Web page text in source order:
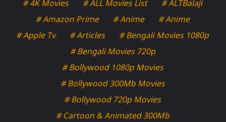
# 4K Movies
# ALL Movies List
# ALTBalaji
# Amazon Prime
# Anime
# Anime
# Apple Tv
# Articles
# Bengali Movies 1080p
# Bengali Movies 720p
# Bollywood 1080p Movies
# Bollywood 300Mb Movies
# Bollywood 720p Movies
# Cartoon & Animated 300Mb